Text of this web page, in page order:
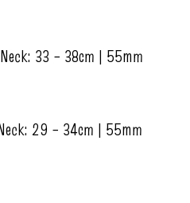
33 – 38cm | 55mm
29 – 34cm | 55mm